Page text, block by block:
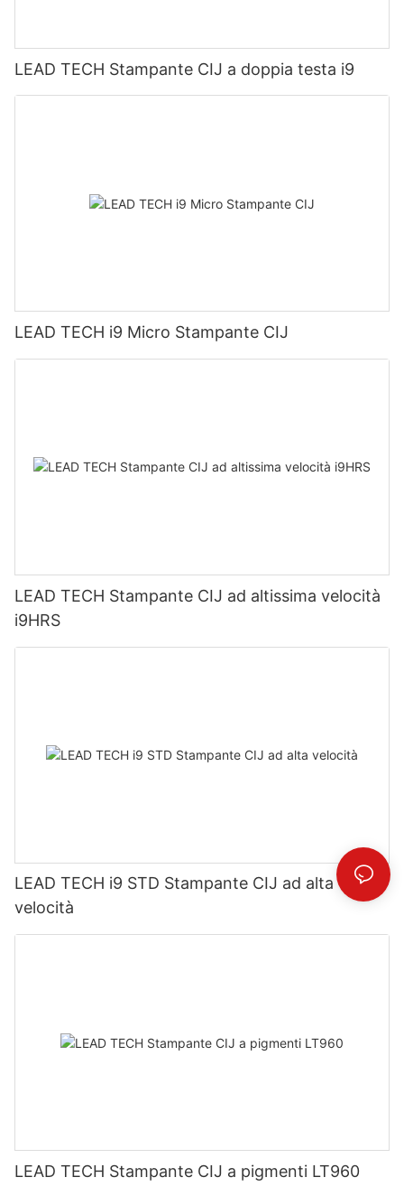
LEAD TECH Stampante CIJ a doppia testa i9
LEAD TECH i9 Micro Stampante CIJ
LEAD TECH Stampante CIJ ad altissima velocità
i9HRS
LEAD TECH i9 STD Stampante CIJ ad alta
velocità
LEAD TECH Stampante CIJ a pigmenti LT960